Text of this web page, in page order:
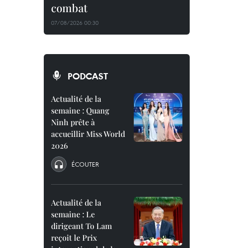
combat
07/08/2026 00:30
PODCAST
Actualité de la
semaine : Quang
Ninh prête à
accueillir Miss World
2026
ÉCOUTER
Actualité de la
semaine : Le
dirigeant To Lam
reçoit le Prix